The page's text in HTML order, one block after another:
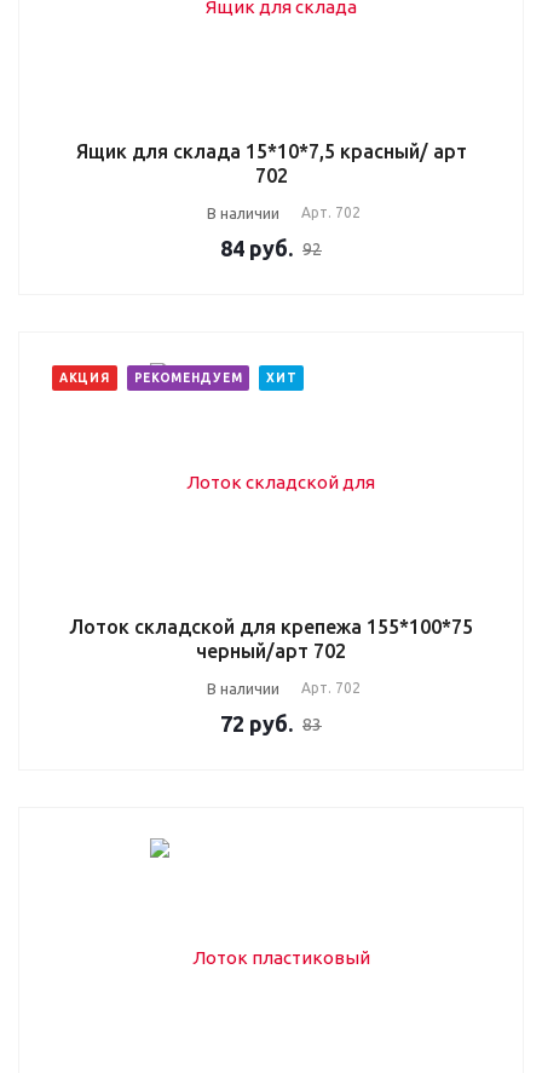
Ящик для склада 15*10*7,5 красный/ арт
702
В наличии Арт. 702
84 руб. 92
АКЦИЯ РЕКОМЕНДУЕМ ХИТ
Лоток складской для крепежа 155*100*75
черный/арт 702
В наличии Арт. 702
72 руб. 83